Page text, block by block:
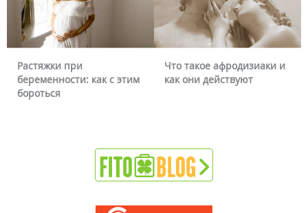
как с этим
Что такое афродизиаки и
как они действуют
Почему
можно ли это